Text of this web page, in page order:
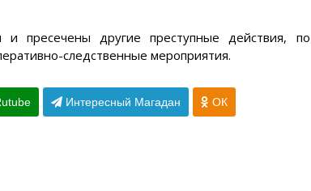
пресечены другие преступные действия, по
следственные мероприятия.
Интересный Магадан ОК